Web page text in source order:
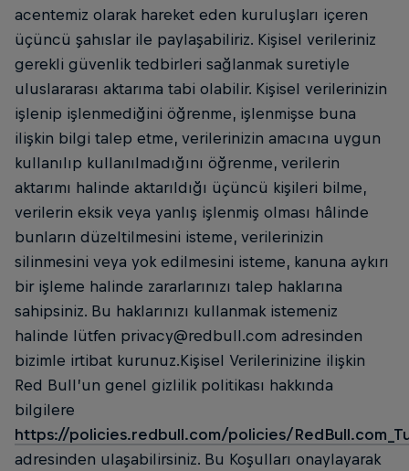
acentemiz olarak hareket eden kuruluşları içeren
üçüncü şahıslar ile paylaşabiliriz. Kişisel verileriniz
gerekli güvenlik tedbirleri sağlanmak suretiyle
uluslararası aktarıma tabi olabilir. Kişisel verilerinizin
işlenip işlenmediğini öğrenme, işlenmişse buna
ilişkin bilgi talep etme, verilerinizin amacına uygun
kullanılıp kullanılmadığını öğrenme, verilerin
aktarımı halinde aktarıldığı üçüncü kişileri bilme,
verilerin eksik veya yanlış işlenmiş olması hâlinde
bunların düzeltilmesini isteme, verilerinizin
silinmesini veya yok edilmesini isteme, kanuna aykırı
bir işleme halinde zararlarınızı talep haklarına
sahipsiniz. Bu haklarınızı kullanmak istemeniz
halinde lütfen privacy@redbull.com adresinden
bizimle irtibat kurunuz.Kişisel Verilerinizine ilişkin
Red Bull’un genel gizlilik politikası hakkında
bilgilere
https://policies.redbull.com/policies/
adresinden ulaşabilirsiniz. Bu Koşulları onaylayarak